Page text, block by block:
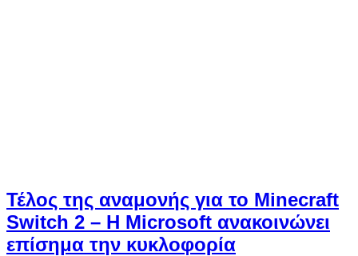
Τέλος της αναμονής για το Minecraft
Switch 2 – Η Microsoft ανακοινώνει
επίσημα την κυκλοφορία